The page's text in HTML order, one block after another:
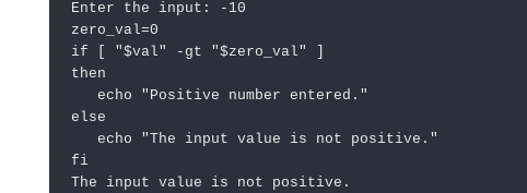
Enter the input: -10
zero_val=0
if [ "$val" -gt "$zero_val" ]
then
   echo "Positive number entered."
else
   echo "The input value is not positive."
fi
The input value is not positive.